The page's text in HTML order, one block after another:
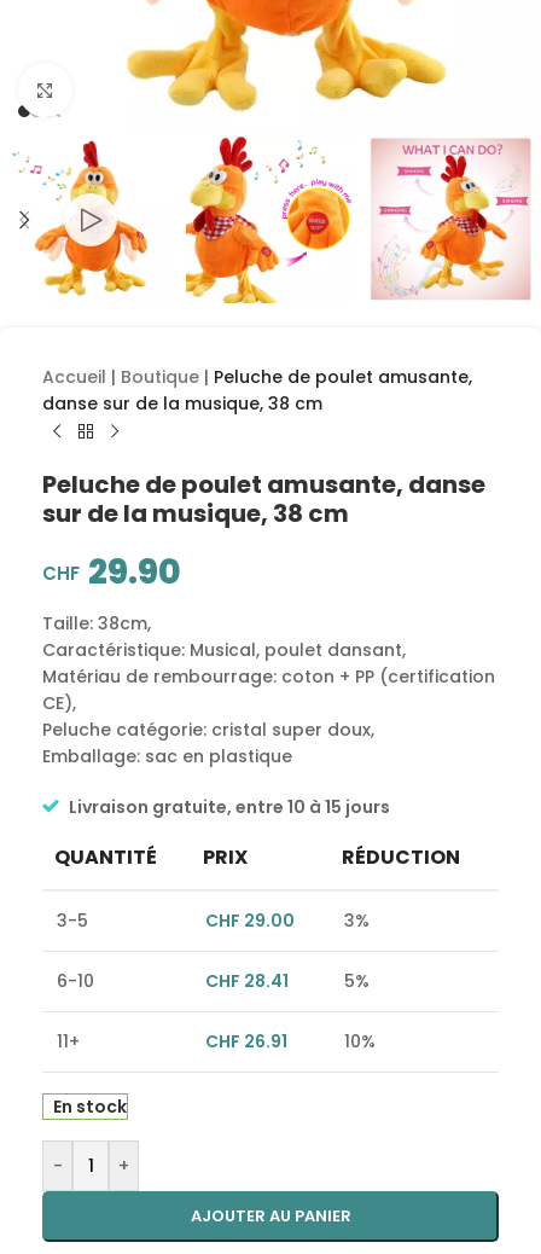
Cliquez pour agrandir
Accueil | Boutique | Peluche de poulet amusante,
danse sur de la musique, 38 cm
Peluche de poulet amusante, danse
sur de la musique, 38 cm
CHF 29.90
Taille: 38cm,
Caractéristique: Musical, poulet dansant,
Matériau de rembourrage: coton + PP (certification
CE),
Peluche catégorie: cristal super doux,
Emballage: sac en plastique
Livraison gratuite, entre 10 à 15 jours
QUANTITÉ PRIX RÉDUCTION
3-5 CHF 29.00 3%
6-10 CHF 28.41 5%
11+ CHF 26.91 10%
En stock
- +
AJOUTER AU PANIER
Alternative: